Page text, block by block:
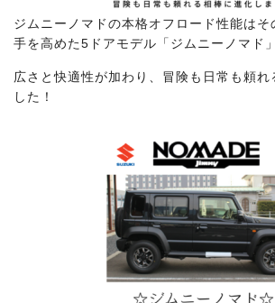
ジムニーノマドの本格オフロード性能はそ
手を高めた5ドアモデル「ジムニーノマド」
広さと快適性が加わり、冒険も日常も頼れ
した！